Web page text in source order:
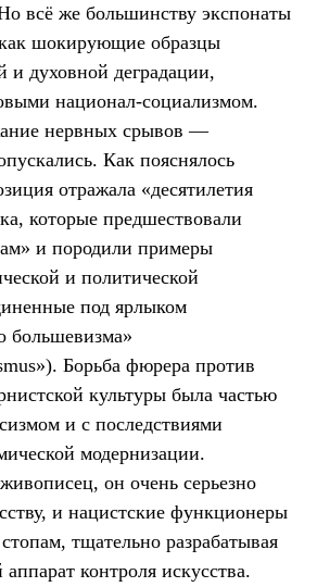
всё же большинству экспонаты
шокирующие образцы
и духовной деградации,
национал-социализмом.
нервных срывов —
Как пояснялось
отражала «десятилетия
которые предшествовали
и породили примеры
и политической
под ярлыком
большевизма»
Борьба фюрера против
культуры была частью
и с последствиями
модернизации.
он очень серьезно
и нацистские функционеры
тщательно разрабатывая
контроля искусства.